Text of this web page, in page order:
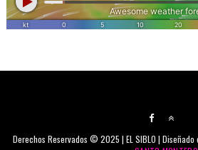
Derechos Reservados © 2025 | EL SIBLO |